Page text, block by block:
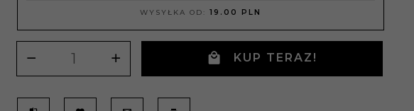
WYSYŁKA OD: 19.00 PLN
KUP TERAZ!